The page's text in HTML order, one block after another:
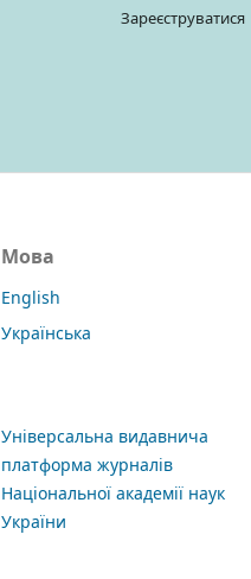
Зареєструватися
Мова
English
Українська
Універсальна видавнича
платформа журналів
Національної академії наук
України